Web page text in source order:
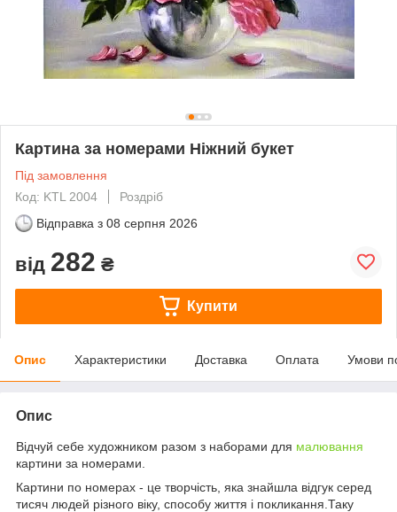
Картина за номерами Ніжний букет
Під замовлення
Код: KTL 2004
Роздріб
Відправка з 08 серпня 2026
від 282 ₴
Купити
Опис Характеристики Доставка Оплата Умови
Опис
Відчуй себе художником разом з наборами для малювання
картини за номерами.
Картини по номерах - це творчість, яка знайшла відгук серед
тисяч людей різного віку, способу життя і покликання.Таку